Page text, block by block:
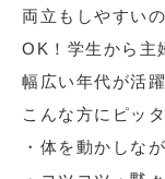
両立もしやすい
OK！学生から主
幅広い年代が活躍
こんな方にピッタ
・体を動かしな